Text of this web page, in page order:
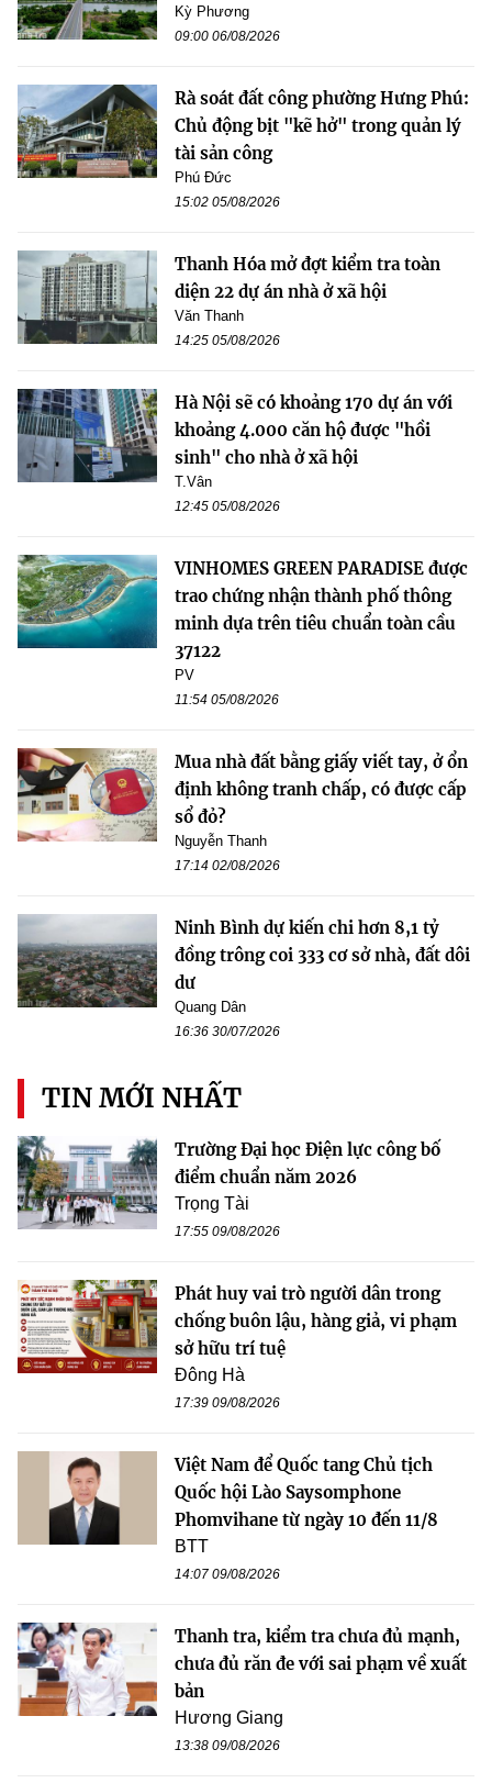
Kỳ Phương
09:00 06/08/2026
Rà soát đất công phường Hưng Phú:
Chủ động bịt "kẽ hở" trong quản lý
tài sản công
Phú Đức
15:02 05/08/2026
Thanh Hóa mở đợt kiểm tra toàn
diện 22 dự án nhà ở xã hội
Văn Thanh
14:25 05/08/2026
Hà Nội sẽ có khoảng 170 dự án với
khoảng 4.000 căn hộ được "hồi
sinh" cho nhà ở xã hội
T.Vân
12:45 05/08/2026
VINHOMES GREEN PARADISE được
trao chứng nhận thành phố thông
minh dựa trên tiêu chuẩn toàn cầu
37122
PV
11:54 05/08/2026
Mua nhà đất bằng giấy viết tay, ở ổn
định không tranh chấp, có được cấp
sổ đỏ?
Nguyễn Thanh
17:14 02/08/2026
Ninh Bình dự kiến chi hơn 8,1 tỷ
đồng trông coi 333 cơ sở nhà, đất dôi
dư
Quang Dân
16:36 30/07/2026
TIN MỚI NHẤT
Trường Đại học Điện lực công bố
điểm chuẩn năm 2026
Trọng Tài
17:55 09/08/2026
Phát huy vai trò người dân trong
chống buôn lậu, hàng giả, vi phạm
sở hữu trí tuệ
Đông Hà
17:39 09/08/2026
Việt Nam để Quốc tang Chủ tịch
Quốc hội Lào Saysomphone
Phomvihane từ ngày 10 đến 11/8
BTT
14:07 09/08/2026
Thanh tra, kiểm tra chưa đủ mạnh,
chưa đủ răn đe với sai phạm về xuất
bản
Hương Giang
13:38 09/08/2026